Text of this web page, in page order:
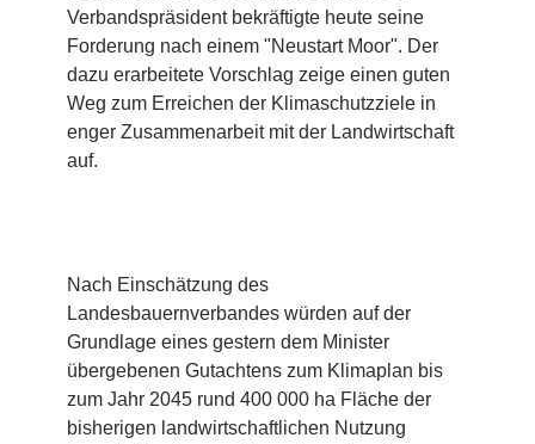
Verbandspräsident bekräftigte heute seine
Forderung nach einem "Neustart Moor". Der
dazu erarbeitete Vorschlag zeige einen guten
Weg zum Erreichen der Klimaschutzziele in
enger Zusammenarbeit mit der Landwirtschaft
auf.
Nach Einschätzung des
Landesbauernverbandes würden auf der
Grundlage eines gestern dem Minister
übergebenen Gutachtens zum Klimaplan bis
zum Jahr 2045 rund 400 000 ha Fläche der
bisherigen landwirtschaftlichen Nutzung